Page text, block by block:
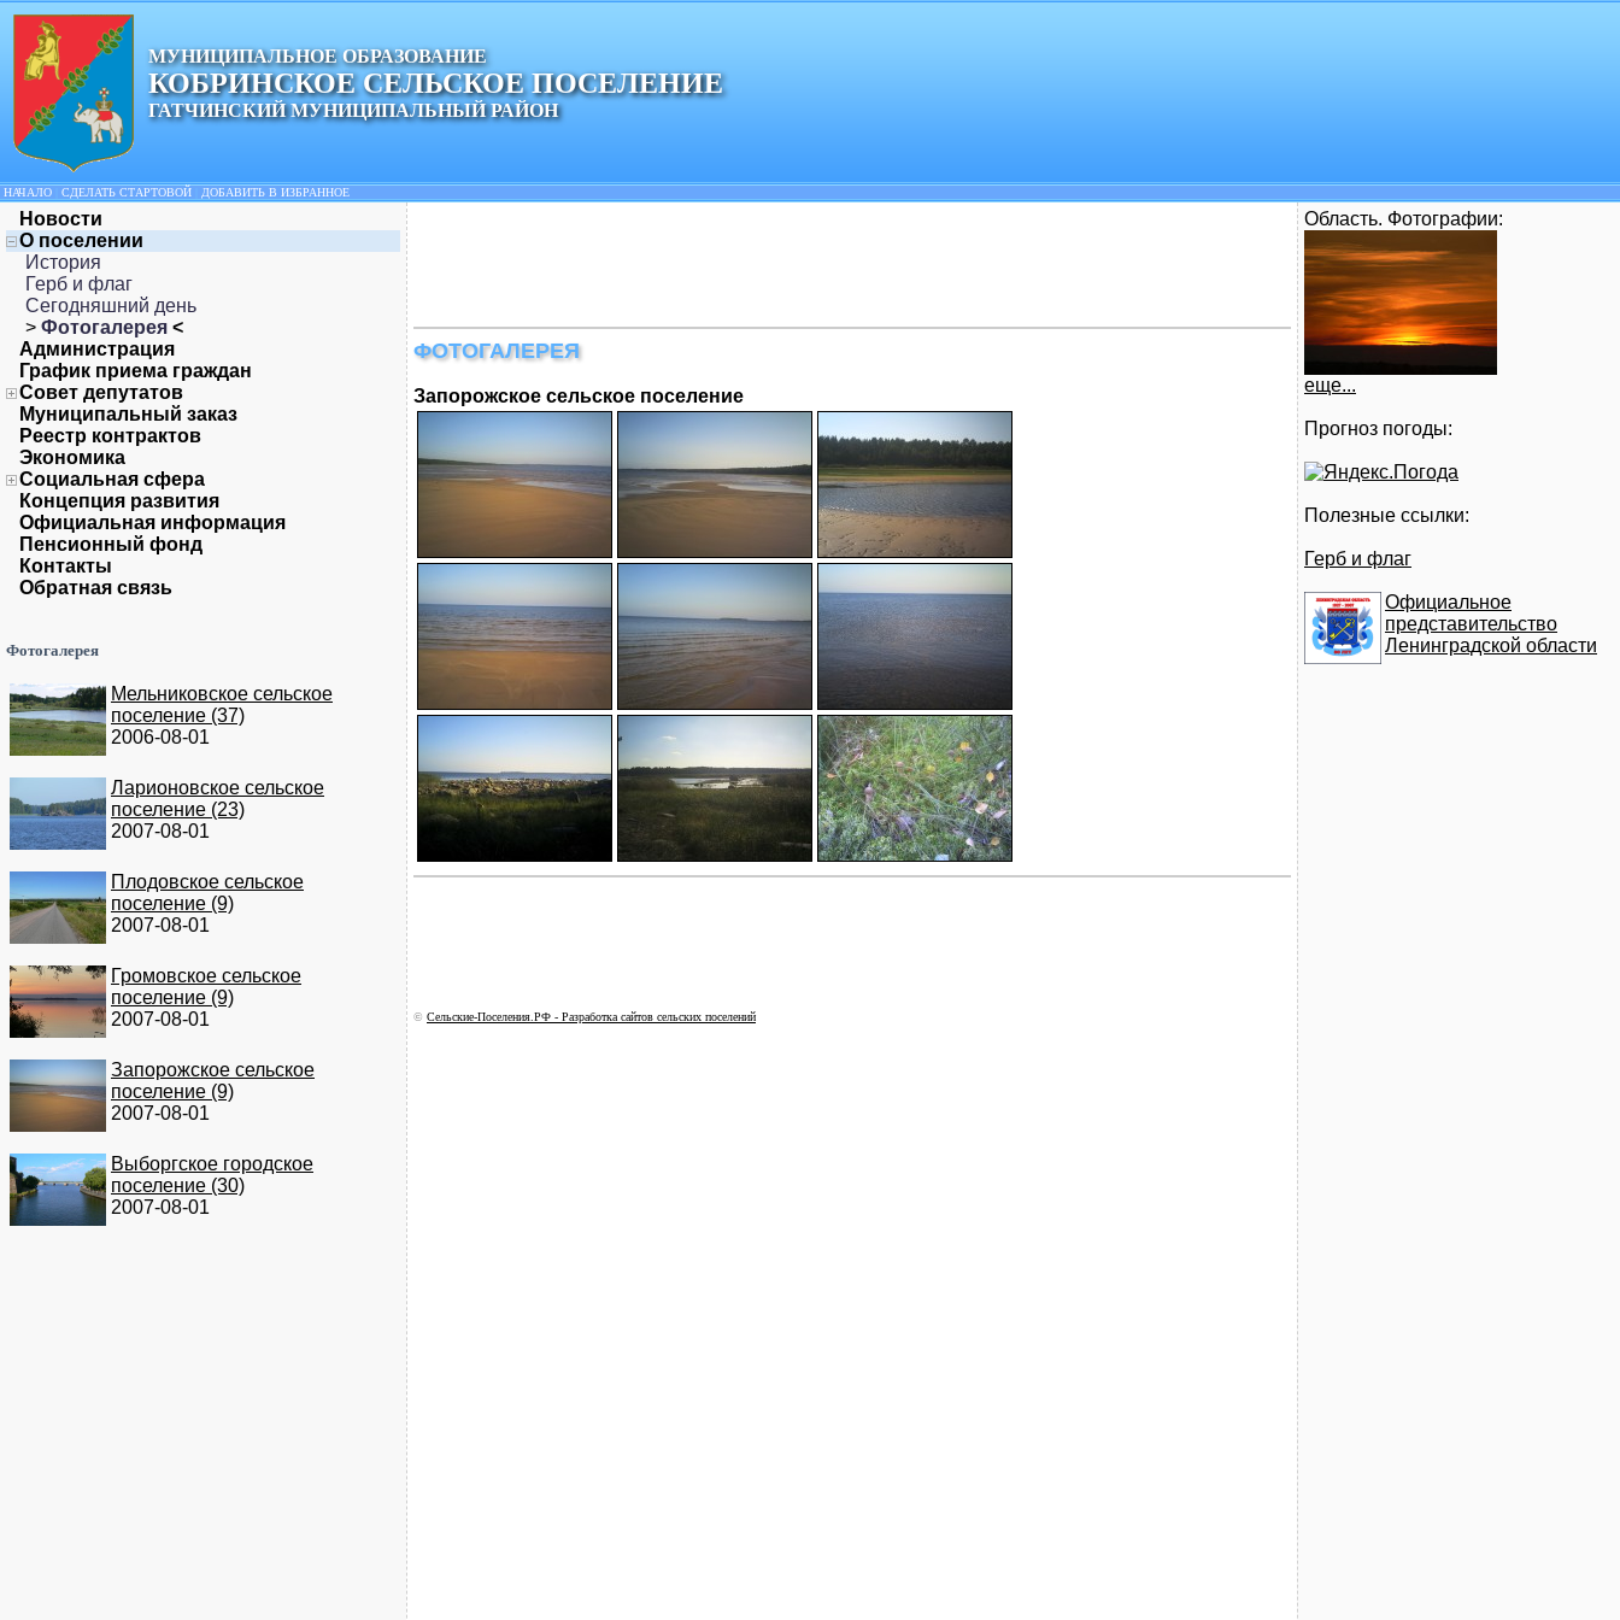
МУНИЦИПАЛЬНОЕ ОБРАЗОВАНИЕ
КОБРИНСКОЕ СЕЛЬСКОЕ ПОСЕЛЕНИЕ
ГАТЧИНСКИЙ МУНИЦИПАЛЬНЫЙ РАЙОН
НАЧАЛО СДЕЛАТЬ СТАРТОВОЙ ДОБАВИТЬ В ИЗБРАННОЕ
Новости
О поселении
История
Герб и флаг
Сегодняшний день
> Фотогалерея <
Администрация
График приема граждан
Совет депутатов
Муниципальный заказ
Реестр контрактов
Экономика
Социальная сфера
Концепция развития
Официальная информация
Пенсионный фонд
Контакты
Обратная связь
Фотогалерея
Мельниковское сельское
поселение (37)
2006-08-01
Ларионовское сельское
поселение (23)
2007-08-01
Плодовское сельское
поселение (9)
2007-08-01
Громовское сельское
поселение (9)
2007-08-01
Запорожское сельское
поселение (9)
2007-08-01
Выборгское городское
поселение (30)
2007-08-01
ФОТОГАЛЕРЕЯ
Запорожское сельское поселение
© Сельские-Поселения.РФ - Разработка сайтов сельских поселений
Область. Фотографии:
еще...
Прогноз погоды:
Полезные ссылки:
Герб и флаг
Официальное
представительство
Ленинградской области